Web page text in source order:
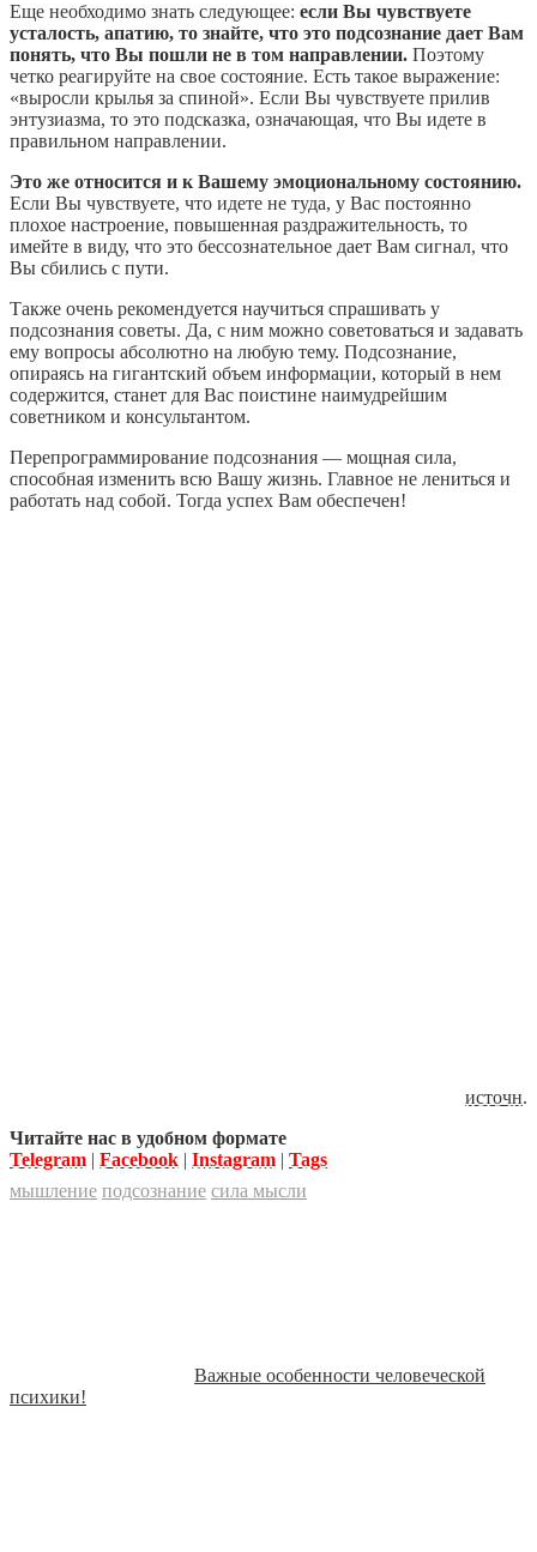
Еще необходимо знать следующее: если Вы чувствуете
усталость, апатию, то знайте, что это подсознание дает Вам
понять, что Вы пошли не в том направлении. Поэтому
четко реагируйте на свое состояние. Есть такое выражение:
«выросли крылья за спиной». Если Вы чувствуете прилив
энтузиазма, то это подсказка, означающая, что Вы идете в
правильном направлении.
Это же относится и к Вашему эмоциональному состоянию.
Если Вы чувствуете, что идете не туда, у Вас постоянно
плохое настроение, повышенная раздражительность, то
имейте в виду, что это бессознательное дает Вам сигнал, что
Вы сбились с пути.
Также очень рекомендуется научиться спрашивать у
подсознания советы. Да, с ним можно советоваться и задавать
ему вопросы абсолютно на любую тему. Подсознание,
опираясь на гигантский объем информации, который в нем
содержится, станет для Вас поистине наимудрейшим
советником и консультантом.
Перепрограммирование подсознания — мощная сила,
способная изменить всю Вашу жизнь. Главное не лениться и
работать над собой. Тогда успех Вам обеспечен!
источн.
Читайте нас в удобном формате
Telegram
Facebook Instagram
Tags
мышление подсознание сила мысли
Важные особенности человеческой
психики!